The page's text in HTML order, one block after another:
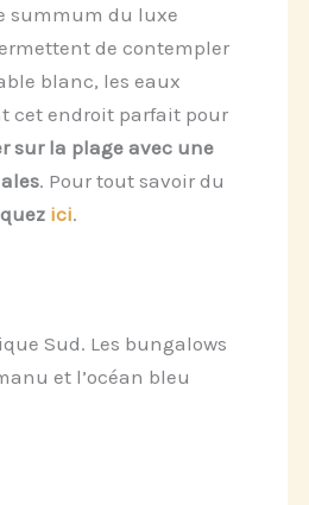
summum du luxe
de contempler
blanc, les eaux
cet endroit parfait pour
sur la plage avec une
. Pour tout savoir du
ici.
Sud. Les bungalows
et l’océan bleu